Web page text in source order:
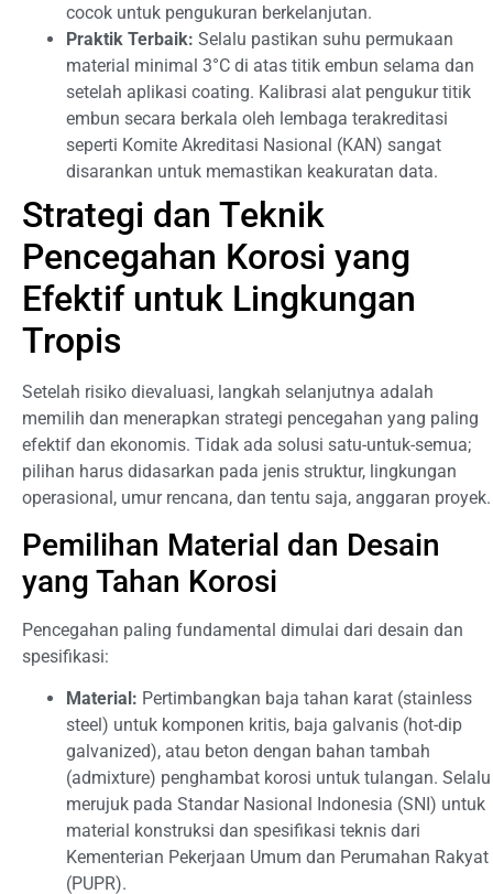
cocok untuk pengukuran berkelanjutan.
Praktik Terbaik: Selalu pastikan suhu permukaan
material minimal 3°C di atas titik embun selama dan
setelah aplikasi coating. Kalibrasi alat pengukur titik
embun secara berkala oleh lembaga terakreditasi
seperti Komite Akreditasi Nasional (KAN) sangat
disarankan untuk memastikan keakuratan data.
Strategi dan Teknik
Pencegahan Korosi yang
Efektif untuk Lingkungan
Tropis
Setelah risiko dievaluasi, langkah selanjutnya adalah
memilih dan menerapkan strategi pencegahan yang paling
efektif dan ekonomis. Tidak ada solusi satu-untuk-semua;
pilihan harus didasarkan pada jenis struktur, lingkungan
operasional, umur rencana, dan tentu saja, anggaran proyek.
Pemilihan Material dan Desain
yang Tahan Korosi
Pencegahan paling fundamental dimulai dari desain dan
spesifikasi:
Material: Pertimbangkan baja tahan karat (stainless
steel) untuk komponen kritis, baja galvanis (hot-dip
galvanized), atau beton dengan bahan tambah
(admixture) penghambat korosi untuk tulangan. Selalu
merujuk pada Standar Nasional Indonesia (SNI) untuk
material konstruksi dan spesifikasi teknis dari
Kementerian Pekerjaan Umum dan Perumahan Rakyat
(PUPR).